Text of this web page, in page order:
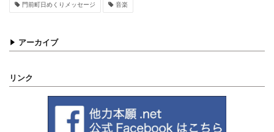
門前町日めくりメッセージ 音楽
アーカイブ
リンク